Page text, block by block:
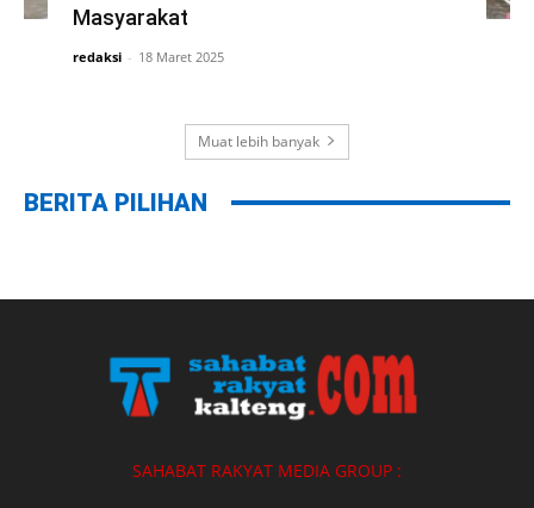
Masyarakat
redaksi - 18 Maret 2025
Muat lebih banyak
BERITA PILIHAN
SAHABAT RAKYAT MEDIA GROUP :